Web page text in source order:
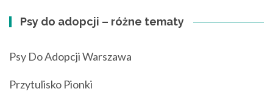
Psy do adopcji – różne tematy
Psy Do Adopcji Warszawa
Przytulisko Pionki